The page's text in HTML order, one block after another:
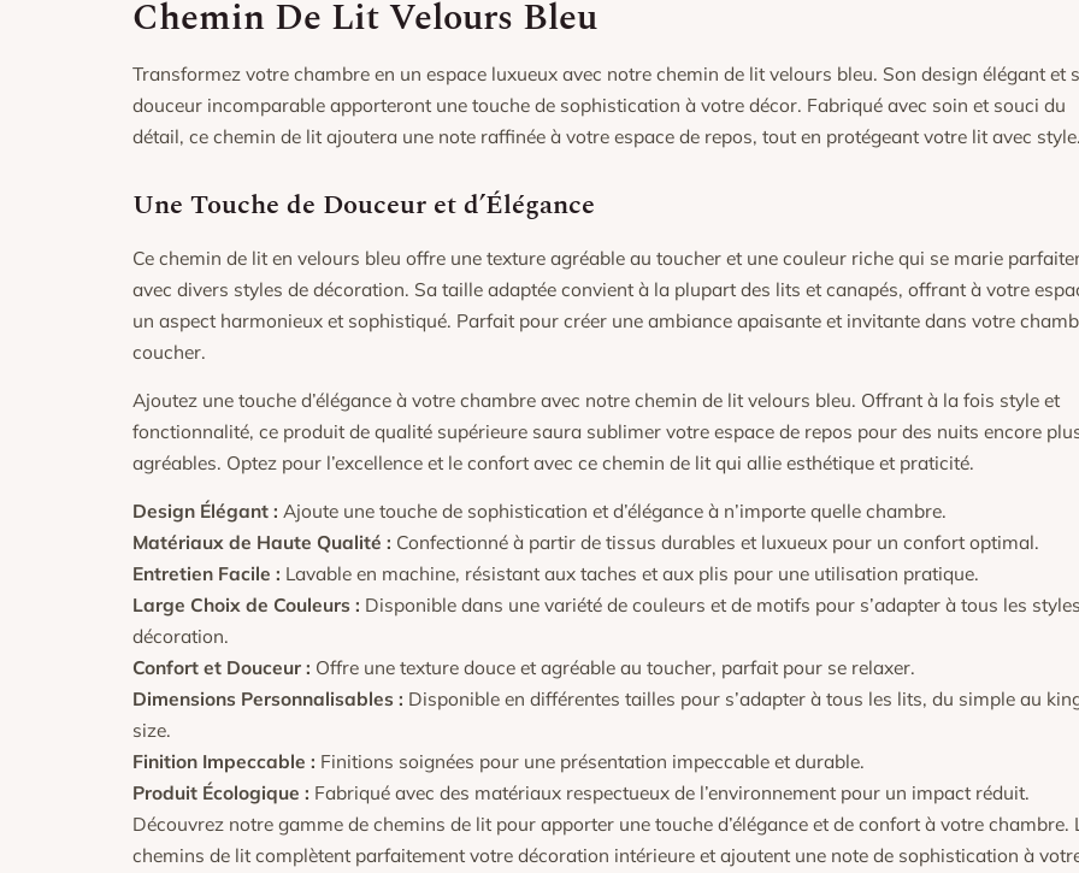
Chemin De Lit Velours Bleu
Transformez votre chambre en un espace luxueux avec notre chemin de lit velours bleu. Son design élégant et
douceur incomparable apporteront une touche de sophistication à votre décor. Fabriqué avec soin et souci du
détail, ce chemin de lit ajoutera une note raffinée à votre espace de repos, tout en protégeant votre lit avec style.
Une Touche de Douceur et d’Élégance
Ce chemin de lit en velours bleu offre une texture agréable au toucher et une couleur riche qui se marie
avec divers styles de décoration. Sa taille adaptée convient à la plupart des lits et canapés, offrant à votre
un aspect harmonieux et sophistiqué. Parfait pour créer une ambiance apaisante et invitante dans votre
coucher.
Ajoutez une touche d’élégance à votre chambre avec notre chemin de lit velours bleu. Offrant à la fois style et
fonctionnalité, ce produit de qualité supérieure saura sublimer votre espace de repos pour des nuits encore
agréables. Optez pour l’excellence et le confort avec ce chemin de lit qui allie esthétique et praticité.
Design Élégant : Ajoute une touche de sophistication et d’élégance à n’importe quelle chambre.
Matériaux de Haute Qualité : Confectionné à partir de tissus durables et luxueux pour un confort optimal.
Entretien Facile : Lavable en machine, résistant aux taches et aux plis pour une utilisation pratique.
Large Choix de Couleurs : Disponible dans une variété de couleurs et de motifs pour s’adapter à tous les
décoration.
Confort et Douceur : Offre une texture douce et agréable au toucher, parfait pour se relaxer.
Dimensions Personnalisables : Disponible en différentes tailles pour s’adapter à tous les lits, du simple au
size.
Finition Impeccable : Finitions soignées pour une présentation impeccable et durable.
Produit Écologique : Fabriqué avec des matériaux respectueux de l’environnement pour un impact réduit.
Découvrez notre gamme de chemins de lit pour apporter une touche d’élégance et de confort à votre chambre.
chemins de lit complètent parfaitement votre décoration intérieure et ajoutent une note de sophistication à